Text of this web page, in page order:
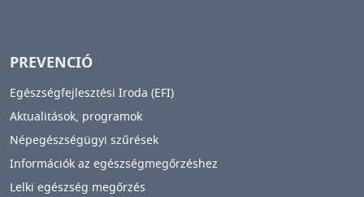
PREVENCIÓ
Egészségfejlesztési Iroda (EFI)
Aktualitások, programok
Népegészségügyi szűrések
Információk az egészségmegőrzéshez
Lelki egészség megőrzés